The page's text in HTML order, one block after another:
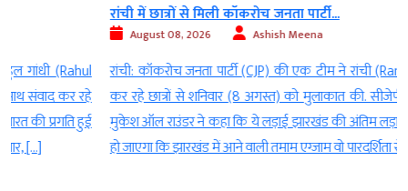
रांची में छात्रों से मिली कॉकरोच जनता पार्टी...
August 08, 2026 Ashish Meena
रांची: कॉकरोच जनता पार्टी (CJP) की एक टीम ने रांची (Ranchi) में आंदोलन
कर रहे छात्रों से शनिवार (8 अगस्त) को मुलाकात की. सीजेपी के कोर सदस्य
मुकेश ऑल राउंडर ने कहा कि ये लड़ाई झारखंड की अंतिम लड़ाई है. इससे ये तय
हो जाएगा कि झारखंड में आने वाली तमाम एग्जाम वो पारदर्शिता से […]